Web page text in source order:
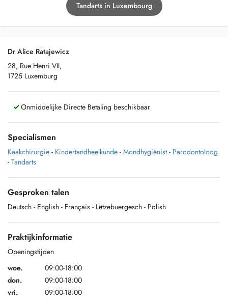
Tandarts in Luxembourg
Dr Alice Ratajewicz
28, Rue Henri VII,
1725 Luxemburg
Onmiddelijke Directe Betaling beschikbaar
Specialismen
Kaakchirurgie - Kindertandheelkunde - Mondhygiënist - Parodontoloog
- Tandarts
Gesproken talen
Deutsch - English - Français - Lëtzebuergesch - Polish
Praktijkinformatie
Openingstijden
woe.
09:00-18:00
don.
09:00-18:00
vri.
09:00-18:00